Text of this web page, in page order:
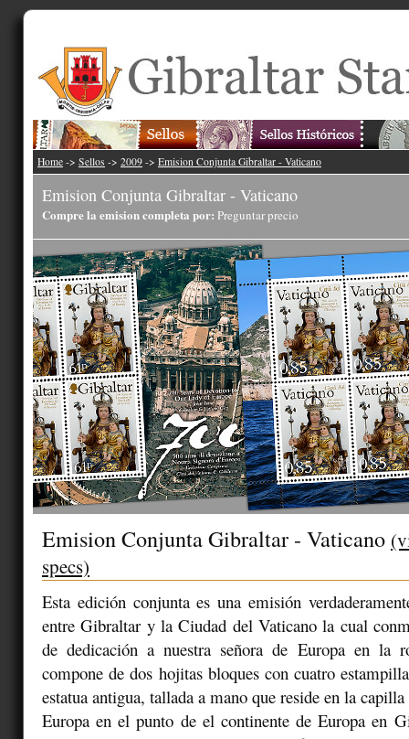
Home -> Sellos -> 2009 -> Emision Conjunta Gibraltar - Vaticano
Emision Conjunta Gibraltar - Vaticano
Compre la emision completa por: Preguntar precio
Emision Conjunta Gibraltar - Vaticano
specs)
Esta edición conjunta es una emisión
entre Gibraltar y la Ciudad del Vaticano la cual
de dedicación a nuestra señora de Europa en la
compone de dos hojitas bloques con cuatro
estatua antigua, tallada a mano que reside en la capilla
Europa en el punto de el continente de Europa en